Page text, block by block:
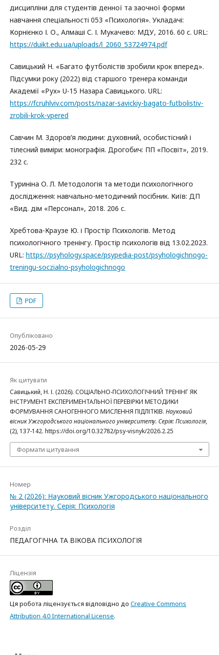
дисципліни для студентів денної та заочної форми
навчання спеціальності 053 «Психологія». Укладачі:
Корнієнко І. О., Алмаші С. І. Мукачево: МДУ, 2016. 60 с. URL:
https://duikt.edu.ua/uploads/l_2060_53724974.pdf
Савицький Н. «Багато футболістів зробили крок вперед».
Підсумки року (2022) від старшого тренера команди
Академії «Рух» U-15 Назара Савицького. URL:
https://fcruhlviv.com/posts/nazar-savickiy-bagato-futbolistiv-
zrobili-krok-vpered
Савчин М. Здоров’я людини: духовний, особистісний і
тілесний виміри: монографія. Дрогобич: ПП «Посвіт», 2019.
232 с.
Туриніна О. Л. Методологія та методи психологічного
дослідження: навчально-методичний посібник. Київ: ДП
«Вид. дім «Персонал», 2018. 206 с.
Хребтова-Краузе Ю. і Простір Психологів. Метод
психологічного тренінгу. Простір психологів від 13.02.2023.
URL: https://psyhology.space/psypedia-post/psyhologichnogo-
treningu-soczialno-psyhologichnogo
PDF
Опубліковано
2026-05-29
Як цитувати
Савицький, Н. І. (2026). СОЦІАЛЬНО-ПСИХОЛОГІЧНИЙ ТРЕНІНГ ЯК
ІНСТРУМЕНТ ЕКСПЕРИМЕНТАЛЬНОЇ ПЕРЕВІРКИ МЕТОДИКИ
ФОРМУВАННЯ САНОГЕННОГО МИСЛЕННЯ ПІДЛІТКІВ. Науковий
вісник Ужгородського національного університету. Серія: Психологія,
(2), 137-142. https://doi.org/10.32782/psy-visnyk/2026.2.25
Формати цитування
Номер
№ 2 (2026): Науковий вісник Ужгородського національного
університету. Серія: Психологія
Розділ
ПЕДАГОГІЧНА ТА ВІКОВА ПСИХОЛОГІЯ
Ліцензія
Ця робота ліцензується відповідно до Creative Commons
Attribution 4.0 International License.